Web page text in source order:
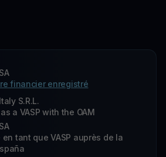
financier enregistré
S.R.L.
a VASP with the OAM
en tant que VASP auprès de la